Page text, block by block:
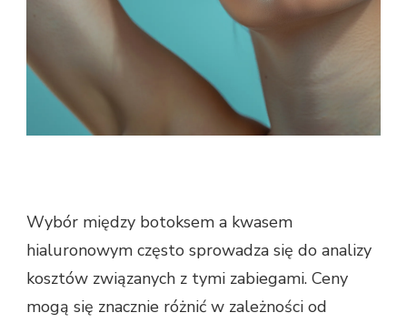
Wybór między botoksem a kwasem
hialuronowym często sprowadza się do analizy
kosztów związanych z tymi zabiegami. Ceny
mogą się znacznie różnić w zależności od